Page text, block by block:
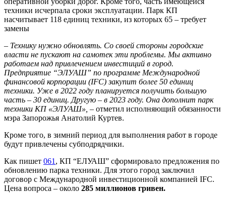
техники исчерпала сроки эксплуатации. Парк КП
насчитывает 118 единиц техники, из которых 65 – требует
замены
– Технику нужно обновлять. Со своей стороны городские
власти не пускают на самотек эти проблемы. Мы активно
работаем над привлечением инвестиций в город.
Предприятие “ЭЛУАШ” по программе Международной
финансовой корпорации (IFC) закупит более 50 единиц
техники. Уже в 2022 году планируется получить большую
часть – 30 единиц. Другую – в 2023 году. Она дополнит парк
техники КП «ЭЛУАШ», – отметил исполняющий обязанности
мэра Запорожья Анатолий Куртев.
Кроме того, в зимний период для выполнения работ в городе
будут привлечены субподрядчики.
Как пишет 061 , КП “ЕЛУАШ” сформировало предложения по
обновлению парка техники. Для этого город заключил
договор с Международной инвестиционной компанией IFC.
Цена вопроса – около 285 миллионов гривен.